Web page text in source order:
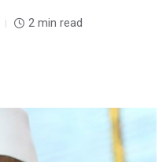
2 min read